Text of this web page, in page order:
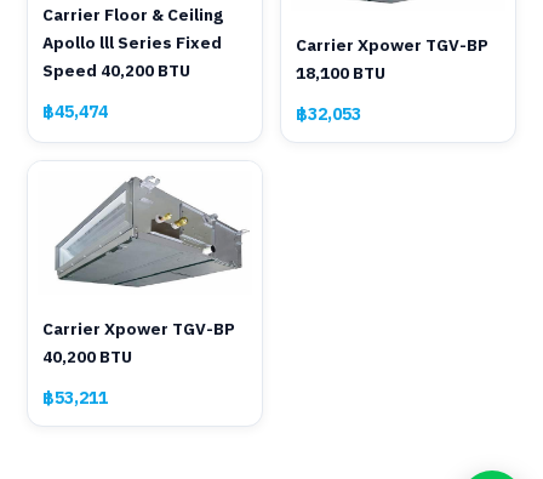
Carrier Floor & Ceiling
Apollo lll Series Fixed
Speed 40,200 BTU
฿45,474
Carrier Xpower TGV-BP
18,100 BTU
฿32,053
Carrier Xpower TGV-BP
40,200 BTU
฿53,211